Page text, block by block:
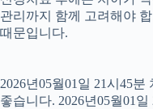
관리까지 함께 고려해야
때문입니다.
2026년05월01일 21시45
좋습니다. 2026년05월01